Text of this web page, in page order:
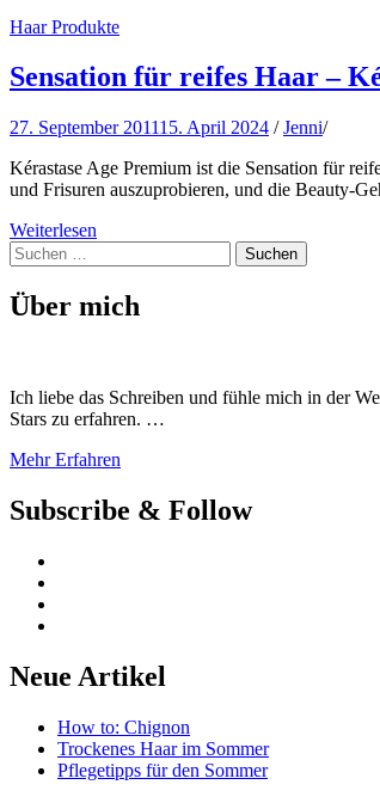
Haar Produkte
Sensation für reifes Haar –
27. September 201115. April 2024 /Jenni/
Kérastase Age Premium ist die Sensation für
und Frisuren auszuprobieren, und die Beauty-
Weiterlesen
Suchen
nach:
Über mich
Ich liebe das Schreiben und fühle mich in der
Stars zu erfahren. …
Mehr Erfahren
Subscribe & Follow
Neue Artikel
How to: Chignon
Trockenes Haar im Sommer
Pflegetipps für den Sommer